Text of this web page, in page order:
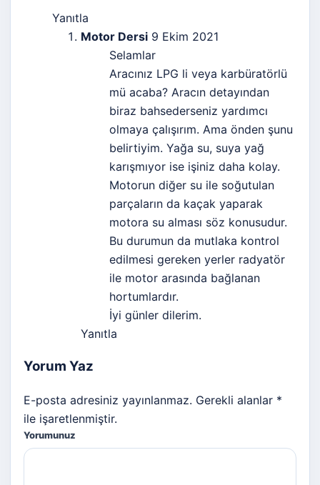
Yanıtla
Motor Dersi 9 Ekim 2021
Selamlar
Aracınız LPG li veya karbüratörlü
mü acaba? Aracın detayından
biraz bahsederseniz yardımcı
olmaya çalışırım. Ama önden şunu
belirtiyim. Yağa su, suya yağ
karışmıyor ise işiniz daha kolay.
Motorun diğer su ile soğutulan
parçaların da kaçak yaparak
motora su alması söz konusudur.
Bu durumun da mutlaka kontrol
edilmesi gereken yerler radyatör
ile motor arasında bağlanan
hortumlardır.
İyi günler dilerim.
Yanıtla
Yorum Yaz
E-posta adresiniz yayınlanmaz. Gerekli alanlar *
ile işaretlenmiştir.
Yorumunuz